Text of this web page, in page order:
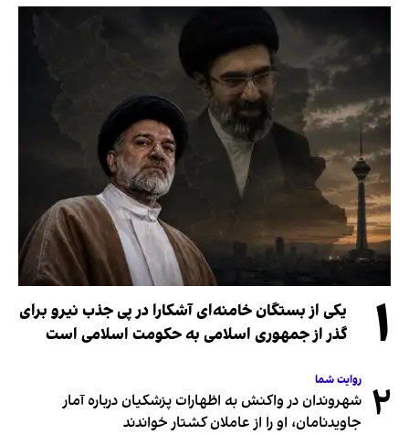
۱
یکی از بستگان خامنه‌ای آشکارا در پی جذب نیرو برای
گذر از جمهوری اسلامی به حکومت اسلامی است
۲ روایت شما
شهروندان در واکنش به اظهارات پزشکیان درباره آمار
جاویدنامان، او را از عاملان کشتار خواندند